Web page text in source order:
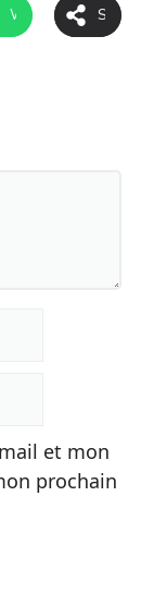
WhatsApp
et mon
prochain